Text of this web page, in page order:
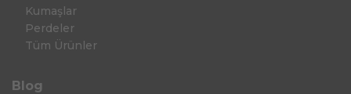
Kumaşlar
Perdeler
Tüm Ürünler
Blog